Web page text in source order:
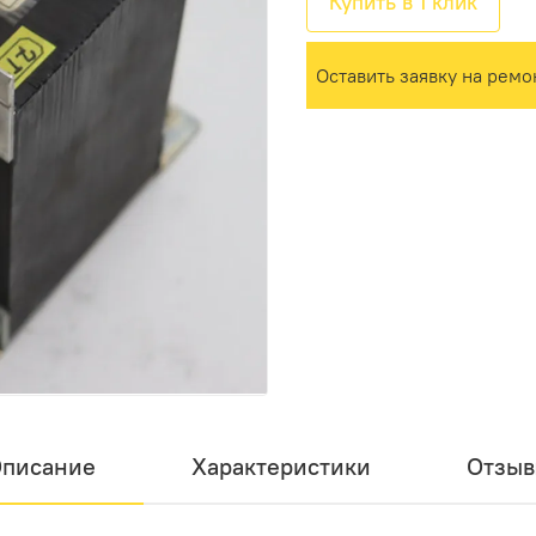
Оставить заявку на
Характеристики